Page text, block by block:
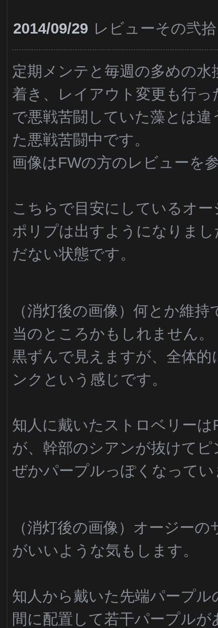
2014/09/29 レビューその弐拾
定期メンテと毎週の多めの
着き、レイアウト変更も行
で悪戦苦闘していた藻とは
た悪戦苦闘中です。
画像はFWの方のレビューを
こちらで目安にしているオ
ポリプは出すようになりま
だない状態です。
（消灯後の画像）何とか維
当のところかもしれません。
黒ずんで見えますが、全体
ンクという感じです。
知人に戴いたストロベリー
が、幹部のシアンが抜けて
ぜかパープルっぽくなってい
（消灯後の画像）オージー
がいいような気もします。
知人から戴いた先端パープ
間に配置して若干パープル